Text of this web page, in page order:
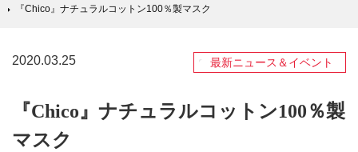
『Chico』ナチュラルコットン100％製マスク
2020.03.25 最新ニュース＆イベント
『Chico』ナチュラルコットン100％製
マスク